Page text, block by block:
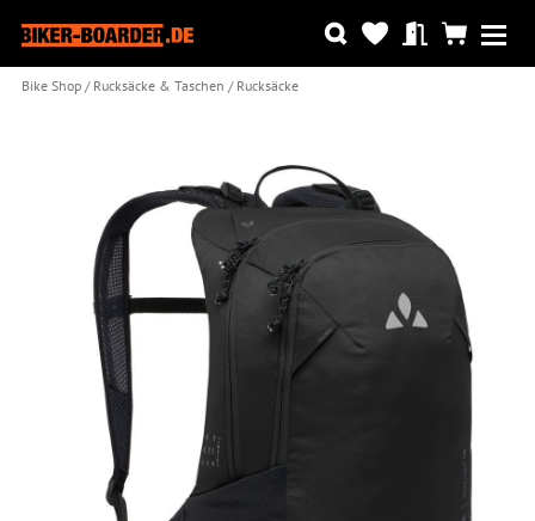
Bike Shop Rucksäcke & Taschen Rucksäcke